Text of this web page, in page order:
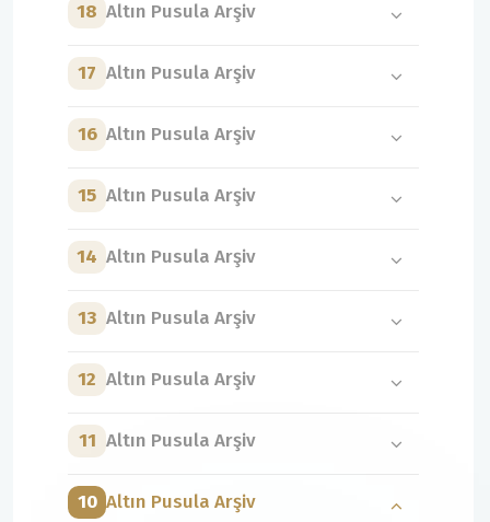
18 Altın Pusula Arşiv
17 Altın Pusula Arşiv
16 Altın Pusula Arşiv
15 Altın Pusula Arşiv
14 Altın Pusula Arşiv
13 Altın Pusula Arşiv
12 Altın Pusula Arşiv
11 Altın Pusula Arşiv
10 Altın Pusula Arşiv